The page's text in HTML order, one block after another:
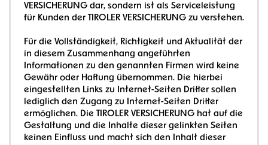
VERSICHERUNG dar, sondern ist als Serviceleistung
für Kunden der TIROLER VERSICHERUNG zu verstehen.
Für die Vollständigkeit, Richtigkeit und Aktualität der
in diesem Zusammenhang angeführten
Informationen zu den genannten Firmen wird keine
Gewähr oder Haftung übernommen. Die hierbei
eingestellten Links zu Internet-Seiten Dritter sollen
lediglich den Zugang zu Internet-Seiten Dritter
ermöglichen. Die TIROLER VERSICHERUNG hat auf die
Gestaltung und die Inhalte dieser gelinkten Seiten
keinen Einfluss und macht sich den Inhalt dieser